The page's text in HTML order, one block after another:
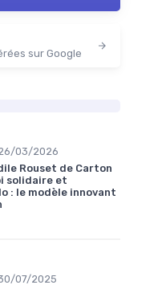
sur Google
03/2026
Rouset de Carton
solidaire et
: le modèle innovant
07/2025